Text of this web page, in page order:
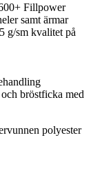
Fillpower
samt ärmar
g/sm kvalitet på
bröstficka med
polyester